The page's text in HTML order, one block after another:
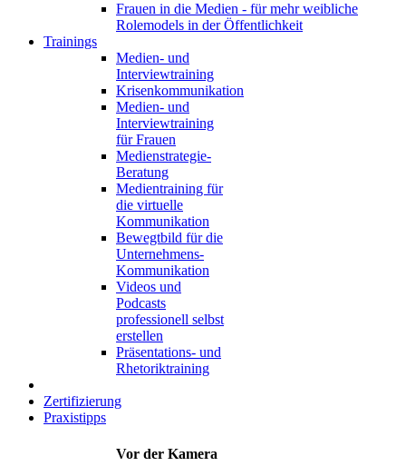
Frauen in die Medien - für mehr weibliche
Rolemodels in der Öffentlichkeit
Trainings
Medien- und
Interviewtraining
Krisenkommunikation
Medien- und
Interviewtraining
für Frauen
Medienstrategie-
Beratung
Medientraining für
die virtuelle
Kommunikation
Bewegtbild für die
Unternehmens-
Kommunikation
Videos und
Podcasts
professionell selbst
erstellen
Präsentations- und
Rhetoriktraining
Zertifizierung
Praxistipps
Vor der Kamera